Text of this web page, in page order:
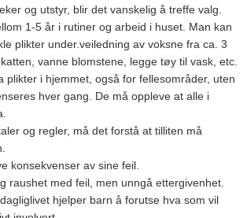
og utstyr, blir det vanskelig å treffe valg.
1-5 år i rutiner og arbeid i huset. Man kan
plikter under.veiledning av voksne fra ca. 3
vanne blomstene, legge tøy til vask, etc.
plikter i hjemmet, også for fellesområder, uten
hver gang. De må oppleve at alle i
og regler, må det forstå at tilliten må
konsekvenser av sine feil.
raushet med feil, men unngå ettergivenhet.
hjelper barn å forutse hva som vil